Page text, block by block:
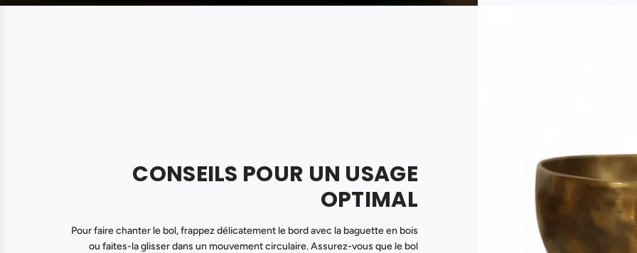
CONSEILS POUR UN USAGE
OPTIMAL
Pour faire chanter le bol, frappez délicatement le bord avec la baguette en bois
ou faites-la glisser dans un mouvement circulaire. Assurez-vous que le bol